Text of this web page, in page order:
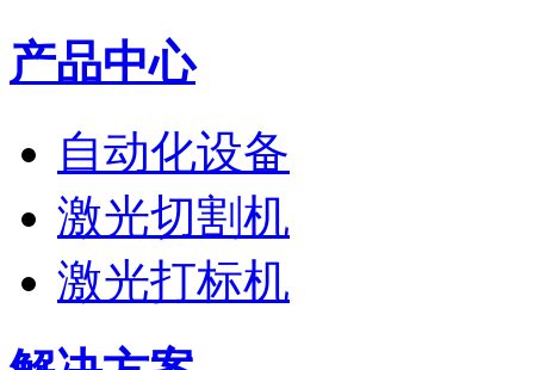
产品中心
自动化设备
激光切割机
激光打标机